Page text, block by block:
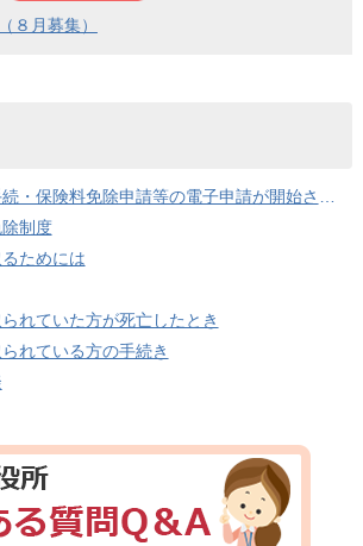
８月募集）
保険料免除申請等の電子申請が開始されました
制度
ためには
れていた方が死亡したとき
れている方の手続き